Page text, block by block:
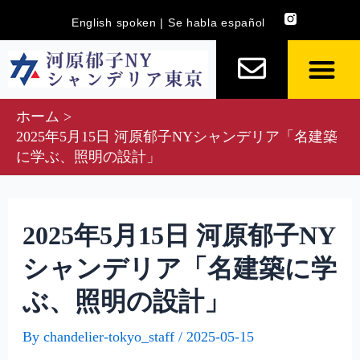
を
English spoken | Se habla español
ホーム
2025年5月15日 河原郁子NYシャンデリア「名建築
に学ぶ、照明の設計」
2025年5月15日 河原郁子NY
シャンデリア「名建築に学
ぶ、照明の設計」
By chandelier-tokyo_staff / 2025-05-15